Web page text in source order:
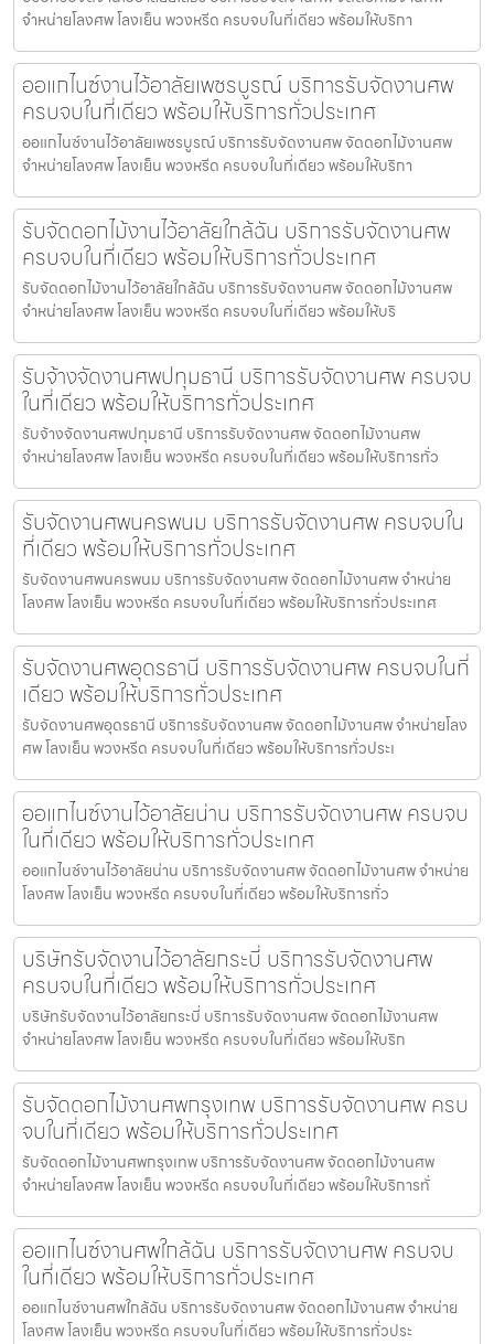
จำหน่ายโลงศพ โลงเย็น พวงหรีด ครบจบในที่เดียว พร้อมให้บริกา
ออแกไนซ์งานไว้อาลัยเพชรบูรณ์ บริการรับจัดงานศพ
ครบจบในที่เดียว พร้อมให้บริการทั่วประเทศ
ออแกไนซ์งานไว้อาลัยเพชรบูรณ์ บริการรับจัดงานศพ จัดดอกไม้งานศพ
จำหน่ายโลงศพ โลงเย็น พวงหรีด ครบจบในที่เดียว พร้อมให้บริกา
รับจัดดอกไม้งานไว้อาลัยใกล้ฉัน บริการรับจัดงานศพ
ครบจบในที่เดียว พร้อมให้บริการทั่วประเทศ
รับจัดดอกไม้งานไว้อาลัยใกล้ฉัน บริการรับจัดงานศพ จัดดอกไม้งานศพ
จำหน่ายโลงศพ โลงเย็น พวงหรีด ครบจบในที่เดียว พร้อมให้บริ
รับจ้างจัดงานศพปทุมธานี บริการรับจัดงานศพ ครบจบ
ในที่เดียว พร้อมให้บริการทั่วประเทศ
รับจ้างจัดงานศพปทุมธานี บริการรับจัดงานศพ จัดดอกไม้งานศพ
จำหน่ายโลงศพ โลงเย็น พวงหรีด ครบจบในที่เดียว พร้อมให้บริการทั่ว
รับจัดงานศพนครพนม บริการรับจัดงานศพ ครบจบใน
ที่เดียว พร้อมให้บริการทั่วประเทศ
รับจัดงานศพนครพนม บริการรับจัดงานศพ จัดดอกไม้งานศพ จำหน่าย
โลงศพ โลงเย็น พวงหรีด ครบจบในที่เดียว พร้อมให้บริการทั่วประเทศ
รับจัดงานศพอุดรธานี บริการรับจัดงานศพ ครบจบในที่
เดียว พร้อมให้บริการทั่วประเทศ
รับจัดงานศพอุดรธานี บริการรับจัดงานศพ จัดดอกไม้งานศพ จำหน่ายโลง
ศพ โลงเย็น พวงหรีด ครบจบในที่เดียว พร้อมให้บริการทั่วประเ
ออแกไนซ์งานไว้อาลัยน่าน บริการรับจัดงานศพ ครบจบ
ในที่เดียว พร้อมให้บริการทั่วประเทศ
ออแกไนซ์งานไว้อาลัยน่าน บริการรับจัดงานศพ จัดดอกไม้งานศพ จำหน่าย
โลงศพ โลงเย็น พวงหรีด ครบจบในที่เดียว พร้อมให้บริการทั่ว
บริษัทรับจัดงานไว้อาลัยกระบี่ บริการรับจัดงานศพ
ครบจบในที่เดียว พร้อมให้บริการทั่วประเทศ
บริษัทรับจัดงานไว้อาลัยกระบี่ บริการรับจัดงานศพ จัดดอกไม้งานศพ
จำหน่ายโลงศพ โลงเย็น พวงหรีด ครบจบในที่เดียว พร้อมให้บริก
รับจัดดอกไม้งานศพกรุงเทพ บริการรับจัดงานศพ ครบ
จบในที่เดียว พร้อมให้บริการทั่วประเทศ
รับจัดดอกไม้งานศพกรุงเทพ บริการรับจัดงานศพ จัดดอกไม้งานศพ
จำหน่ายโลงศพ โลงเย็น พวงหรีด ครบจบในที่เดียว พร้อมให้บริการทั่
ออแกไนซ์งานศพใกล้ฉัน บริการรับจัดงานศพ ครบจบ
ในที่เดียว พร้อมให้บริการทั่วประเทศ
ออแกไนซ์งานศพใกล้ฉัน บริการรับจัดงานศพ จัดดอกไม้งานศพ จำหน่าย
โลงศพ โลงเย็น พวงหรีด ครบจบในที่เดียว พร้อมให้บริการทั่วประ